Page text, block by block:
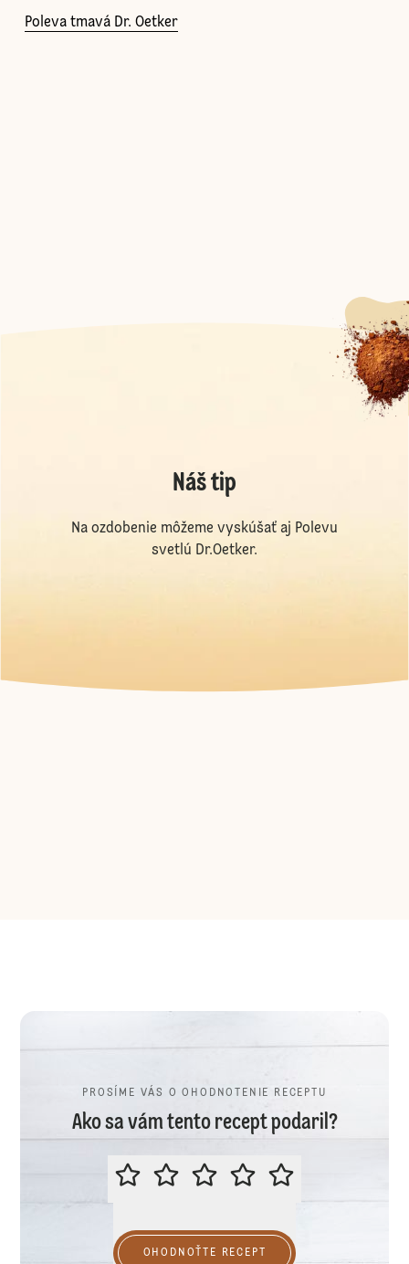
Poleva tmavá Dr. Oetker
Náš tip
Na ozdobenie môžeme vyskúšať aj Polevu
svetlú Dr.Oetker.
PROSÍME VÁS O OHODNOTENIE RECEPTU
Ako sa vám tento recept podaril?
PROSÍME VÁS O OHODNOTENIE
OHODNOŤTE RECEPT